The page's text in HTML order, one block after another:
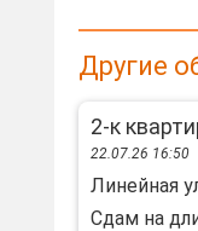
Другие
2-к
22.07.26 16:50
Линейная
Сдам на